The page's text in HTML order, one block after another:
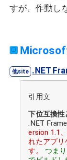
すが、作動し
.NET
引用文
下位互換
.NET
ersion 1.1
れたアプリ
す。
つま